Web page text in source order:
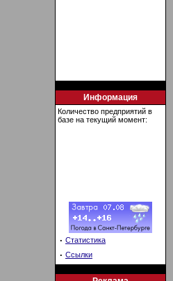
Информация
Количество предприятий в
базе на текущий момент:
· Статистика
· Ссылки